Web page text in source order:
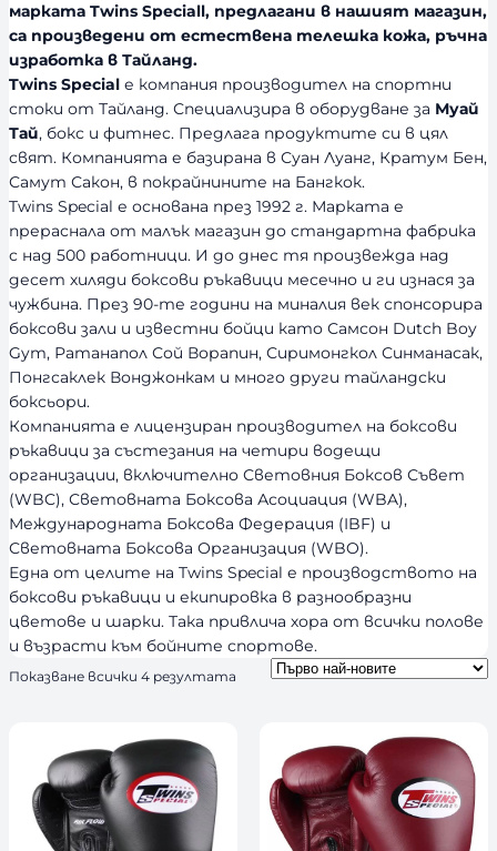
ч
н
о
т
марката Twins Speciall, предлагани в нашият магазин,
са произведени от естествена телешка кожа, ръчна
изработка в Тайланд.
Twins Special е компания производител на спортни
стоки от Тайланд. Специализира в оборудване за Муай
Тай, бокс и фитнес. Предлага продуктите си в цял
свят. Компанията е базирана в Суан Луанг, Кратум Бен,
Самут Сакон, в покрайнините на Бангкок.
Twins Special е основана през 1992 г. Марката е
прераснала от малък магазин до стандартна фабрика
с над 500 работници. И до днес тя произвежда над
десет хиляди боксови ръкавици месечно и ги изнася за
чужбина. През 90-те години на миналия век спонсорира
боксови зали и известни бойци като Самсон Dutch Boy
Gym, Ратанапол Сой Ворапин, Сиримонгкол Синманасак,
Понгсаклек Вонджонкам и много други тайландски
боксьори.
Компанията е лицензиран производител на боксови
ръкавици за състезания на четири водещи
организации, включително Световния Боксов Съвет
(WBC), Световната Боксова Асоциация (WBA),
Международната Боксова Федерация (IBF) и
Световната Боксова Организация (WBO).
Една от целите на Twins Special е производството на
боксови ръкавици и екипировка в разнообразни
цветове и шарки. Така привлича хора от всички полове
и възрасти към бойните спортове.
Показване всички 4 резултата